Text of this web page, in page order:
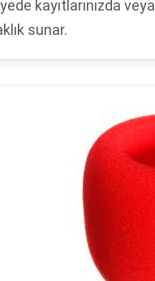
kayıtlarınızda
sunar.